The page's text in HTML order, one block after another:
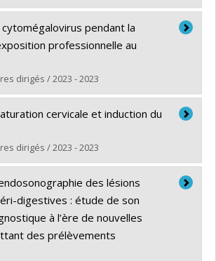
Clément, Tristan
:
dans Papyrus
pendant la
professionnelle au
dirigés / 2023 - 2023
Safari Joseph
:Ph. D.
dans Papyrus
cervicale et induction du
dirigés / 2023 - 2023
Baptiste, Elisa
:Ph. D.
dans Papyrus
des lésions
digestives : étude de son
à l’ère de nouvelles
des prélèvements